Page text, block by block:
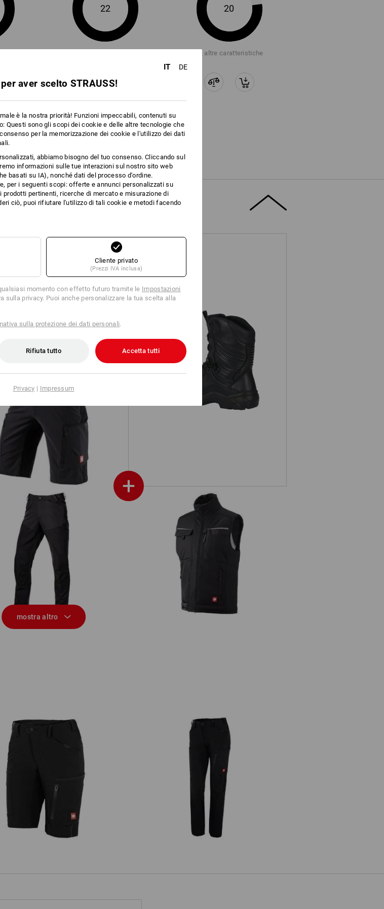
22 20
+2 altre caratteristiche
Confronta tutti i dettagli
S7 scarpe antinfortunistiche e.s.
Apodis high
+
Short e.s.motion
e.s.vision stretch, uomo
funzionali ibrida e.s.trail Gilet Softshell e.s.motion
mostra altro
e.s.vision stretch, donna
Pantaloni cargo e.s.vision stretch,
donna
IT DE
aver scelto STRAUSS!
è la nostra priorità! Funzioni impeccabili, contenuti su
Questi sono gli scopi dei cookie e delle altre tecnologie che
per la memorizzazione dei cookie e l'utilizzo dei dati
abbiamo bisogno del tuo consenso. Cliccando sul
informazioni sulle tue interazioni sul nostro sito web
basati su IA), nonché dati del processo d'ordine.
per i seguenti scopi: offerte e annunci personalizzati su
prodotti pertinenti, ricerche di mercato e misurazione di
ciò, puoi rifiutare l'utilizzo di tali cookie e metodi facendo
Cliente privato
(Prezzi IVA inclusa)
momento con effetto futuro tramite le Impostazioni
sulla privacy. Puoi anche personalizzare la tua scelta alla
sulla protezione dei dati personali.
Rifiuta tutto Accetta tutti
Privacy | Impressum